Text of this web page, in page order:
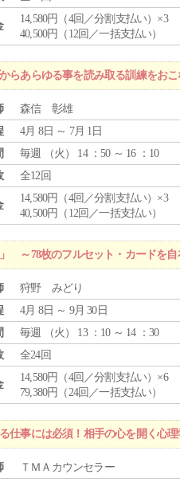
14,580円（4回／分割支払い）×3
40,500円（12回／一括支払い）
らあらゆる事を読み取る訓練をおこ
森信 彰雄
4月 8日 ～ 7月 1日
毎週 （火 ） 14 ：50 ～ 16 ：10
全12回
14,580円（4回／分割支払い）×3
40,500円（12回／一括支払い）
～78枚のフルセット・カードを自
狩野 みどり
4月 8日 ～ 9月 30日
毎週 （火 ） 13 ：10 ～ 14 ：30
全24回
14,580円（4回／分割支払い）×6
79,380円（24回／一括支払い）
事には必須！相手の心を開く心理
ＴＭＡカウンセラー